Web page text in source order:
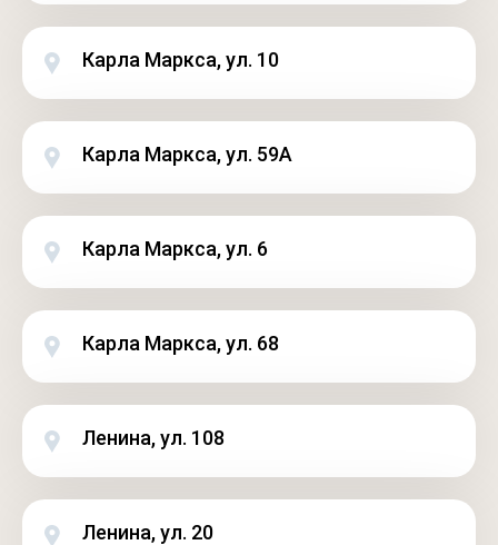
Карла Маркса, ул. 10
Карла Маркса, ул. 59А
Карла Маркса, ул. 6
Карла Маркса, ул. 68
Ленина, ул. 108
Ленина, ул. 20